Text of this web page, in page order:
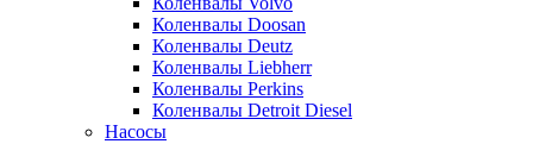
Коленвалы Doosan
Коленвалы Deutz
Коленвалы Liebherr
Коленвалы Perkins
Коленвалы Detroit Diesel
Насосы